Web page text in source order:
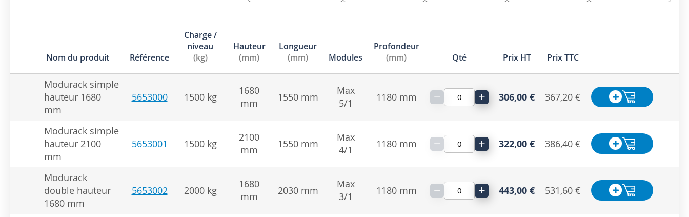
Nom du produit Référence
Charge /
niveau
(kg)
Hauteur
(mm)
Longueur
(mm)
Modules
Profondeur
(mm)
Qté Prix HT Prix TTC
Modurack simple
hauteur 1680
mm
5653000 1500 kg
1680
mm
1550 mm
Max
5/1
1180 mm − + 306,00 € 367,20 €
Modurack simple
hauteur 2100
mm
5653001 1500 kg
2100
mm
1550 mm
Max
4/1
1180 mm − + 322,00 € 386,40 €
Modurack
double hauteur
1680 mm
5653002 2000 kg
1680
mm
2030 mm
Max
3/1
1180 mm − + 443,00 € 531,60 €